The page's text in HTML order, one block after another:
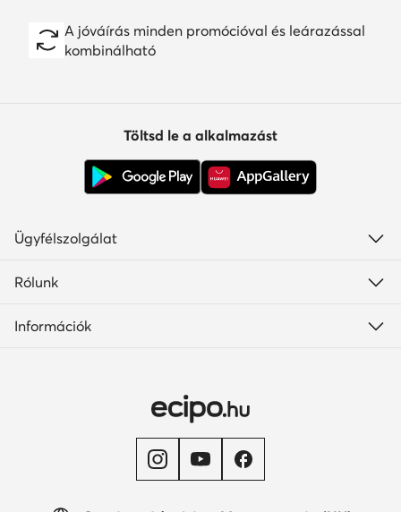
A jóváírás minden promócióval és leárazással
kombinálható
Töltsd le a alkalmazást
Ügyfélszolgálat
Rólunk
Információk